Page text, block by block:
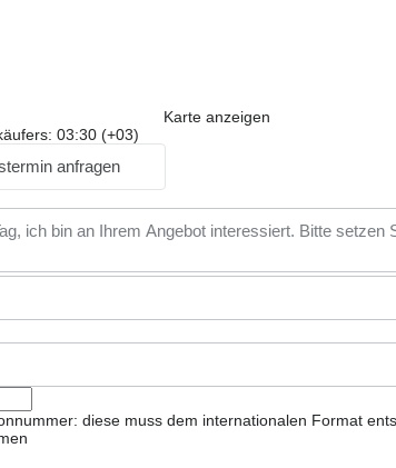
Karte anzeigen
03:30 (+03)
anfragen
diese muss dem internationalen Format